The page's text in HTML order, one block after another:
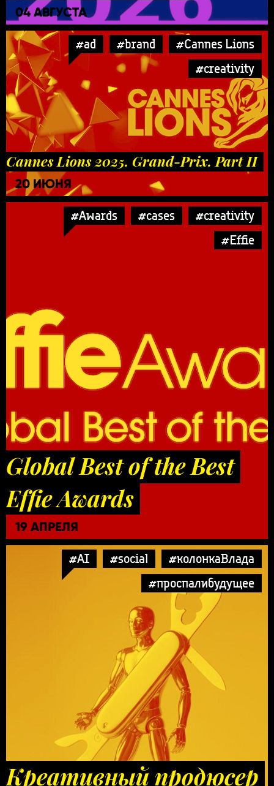
04 АВГУСТА
#ad #brand
#Cannes Lions
#creativity
Cannes Lions 2025. Grand-Prix. Part II
20 ИЮНЯ
#Awards #cases
#creativity
#Effie
Global Best of the Best
Effie Awards
19 АПРЕЛЯ
#AI #social
#колонкаВлада
#проспалибудущее
Креативный продюсер